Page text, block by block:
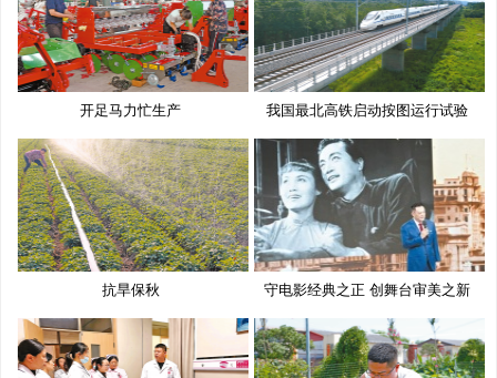
开足马力忙生产 我国最北高铁启动按图运行试验
抗旱保秋 守电影经典之正 创舞台审美之新